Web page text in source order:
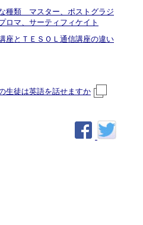
種類 マスター、ポストグラジ
ロマ、サーティフィケイト
座とＴＥＳＯＬ通信講座の違い
生徒は英語を話せますか